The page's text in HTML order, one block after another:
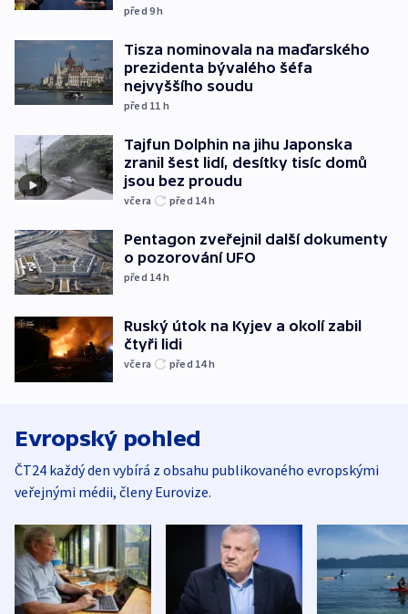
před 9h
Tisza nominovala na maďarského
prezidenta bývalého šéfa
nejvyššího soudu
před 11 h
Tajfun Dolphin na jihu Japonska
zranil šest lidí, desítky tisíc domů
jsou bez proudu
včera před 14h
Pentagon zveřejnil další dokumenty
o pozorování UFO
před 14h
Ruský útok na Kyjev a okolí zabil
čtyři lidi
včera před 14h
Evropský pohled
ČT24 každý den vybírá z obsahu publikovaného evropskými
veřejnými médii, členy Eurovize.